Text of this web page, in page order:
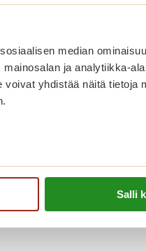
median
ja analytiikka-
yhdistää näitä tietoja
Salli
ja katsomme
mittaaminen
yhdessä